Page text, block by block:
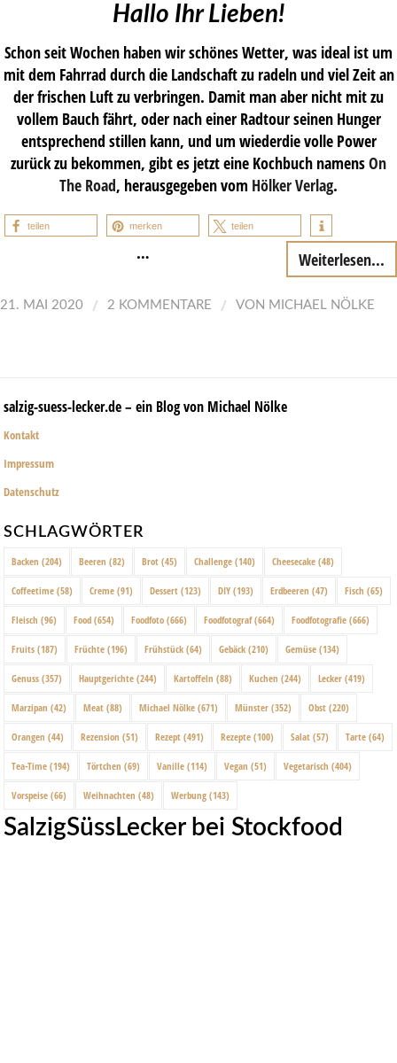
Hallo Ihr Lieben!
Schon seit Wochen haben wir schönes Wetter, was ideal ist um
mit dem Fahrrad durch die Landschaft zu radeln und viel Zeit an
der frischen Luft zu verbringen. Damit man aber nicht mit zu
vollem Bauch fährt, oder nach einer Radtour seinen Hunger
entsprechend stillen kann, und um wiederdie volle Power
zurück zu bekommen, gibt es jetzt eine Kochbuch namensOn
The Road, herausgegeben vom Hölker Verlag.
teilen merken teilen
… Weiterlesen...
21. MAI 2020 / 2 KOMMENTARE / VON MICHAEL NÖLKE
salzig-suess-lecker.de – ein Blog von Michael Nölke
Kontakt
Impressum
Datenschutz
SCHLAGWÖRTER
Backen (204) Beeren (82) Brot (45) Challenge (140) Cheesecake (48)
Coffeetime (58) Creme (91) Dessert (123) DIY (193) Erdbeeren (47) Fisch (65)
Fleisch (96) Food (654) Foodfoto (666) Foodfotograf(664) Foodfotografie (666)
Fruits (187) Früchte (196) Frühstück (64) Gebäck (210) Gemüse (134)
Genuss (357) Hauptgerichte (244) Kartoffeln (88) Kuchen (244) Lecker (419)
Marzipan (42) Meat (88) Michael Nölke (671) Münster (352) Obst (220)
Orangen (44) Rezension (51) Rezept (491) Rezepte (100) Salat (57) Tarte (64)
Tea-Time (194) Törtchen (69) Vanille (114) Vegan (51) Vegetarisch (404)
Vorspeise (66) Weihnachten (48) Werbung (143)
SalzigSüssLecker bei Stockfood